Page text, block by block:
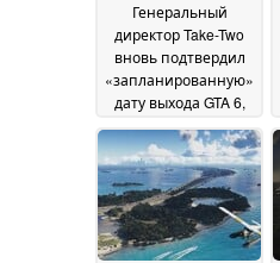
Генеральный
директор Take-Two
вновь подтвердил
«запланированную»
дату выхода GTA 6,
однако подчеркнул
высокие показатели
продаж GTA Online18
July 2026